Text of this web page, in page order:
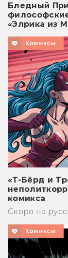
Бледный
«Элрика из
Комиксы
«Т-Бёрд и
комикса
Скоро на
Комиксы